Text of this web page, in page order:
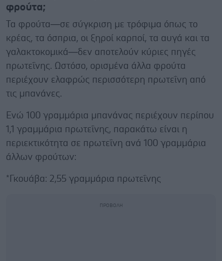
φρούτα;
Τα φρούτα—σε σύγκριση με τρόφιμα όπως το
κρέας, τα όσπρια, οι ξηροί καρποί, τα αυγά και τα
γαλακτοκομικά—δεν αποτελούν κύριες πηγές
πρωτεΐνης. Ωστόσο, ορισμένα άλλα φρούτα
περιέχουν ελαφρώς περισσότερη πρωτεΐνη από
τις μπανάνες.
Ενώ 100 γραμμάρια μπανάνας περιέχουν περίπου
1,1 γραμμάρια πρωτεΐνης, παρακάτω είναι η
περιεκτικότητα σε πρωτεΐνη ανά 100 γραμμάρια
άλλων φρούτων:
*Γκουάβα: 2,55 γραμμάρια πρωτεΐνης